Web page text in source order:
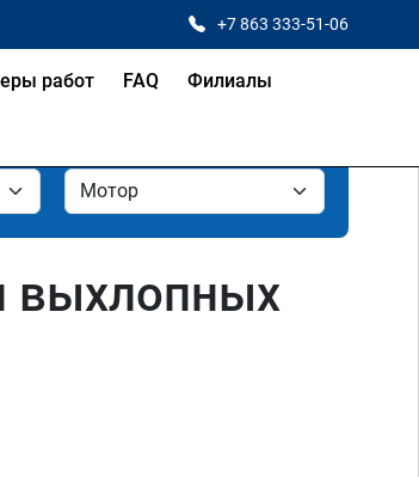
+7 863 333-51-06
работ FAQ Филиалы
выхлопных